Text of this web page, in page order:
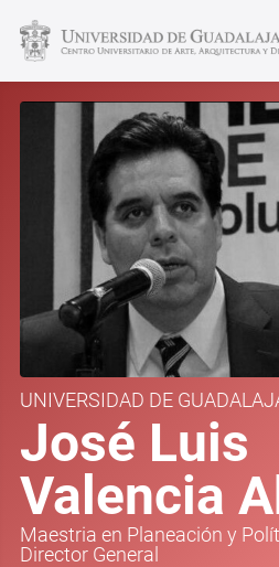
UNIVERSIDAD DE
José Luis
Valencia
Maestria en Planeación y
Director General